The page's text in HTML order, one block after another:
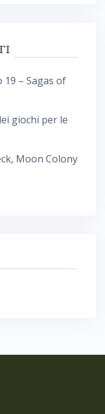
19 – Sagas of
giochi per le
Moon Colony